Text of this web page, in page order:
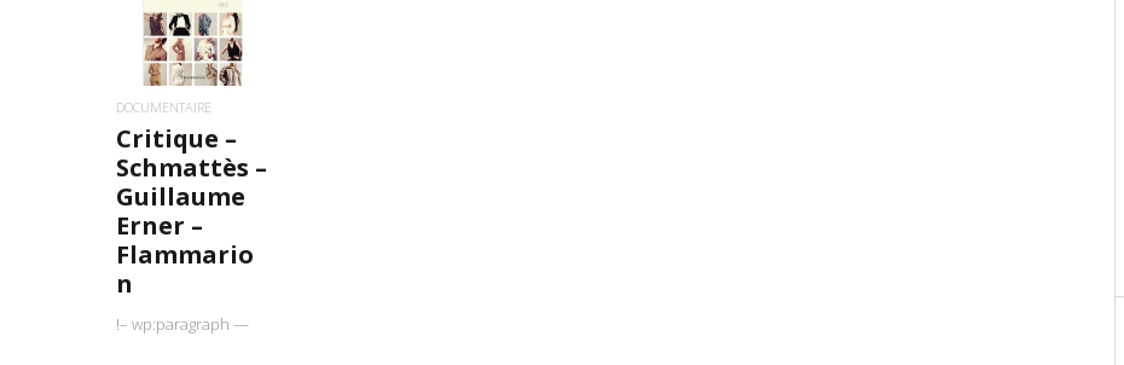
LIRE LA SUITE
DOCUMENTAIRE
Critique –
Schmattès –
Guillaume
Erner –
Flammario
n
!– wp:paragraph —